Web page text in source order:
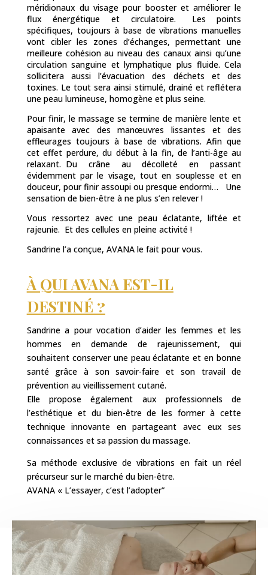
méridionaux du visage pour booster et améliorer le
flux énergétique et circulatoire. Les points
spécifiques, toujours à base de vibrations manuelles
vont cibler les zones d’échanges, permettant une
meilleure cohésion au niveau des canaux ainsi qu’une
circulation sanguine et lymphatique plus fluide. Cela
sollicitera aussi l’évacuation des déchets et des
toxines. Le tout sera ainsi stimulé, drainé et reflétera
une peau lumineuse, homogène et plus seine.
Pour finir, le massage se termine de manière lente et
apaisante avec des manœuvres lissantes et des
effleurages toujours à base de vibrations. Afin que
cet effet perdure, du début à la fin, de l’anti-âge au
relaxant. Du crâne au décolleté en passant
évidemment par le visage, tout en souplesse et en
douceur, pour finir assoupi ou presque endormi… Une
sensation de bien-être à ne plus s’en relever !
Vous ressortez avec une peau éclatante, liftée et
rajeunie. Et des cellules en pleine activité !
Sandrine l’a conçue, AVANA le fait pour vous.
À QUI AVANA EST-IL
DESTINÉ ?
Sandrine a pour vocation d’aider les femmes et les
hommes en demande de rajeunissement, qui
souhaitent conserver une peau éclatante et en bonne
santé grâce à son savoir-faire et son travail de
prévention au vieillissement cutané.
Elle propose également aux professionnels de
l’esthétique et du bien-être de les former à cette
technique innovante en partageant avec eux ses
connaissances et sa passion du massage.
Sa méthode exclusive de vibrations en fait un réel
précurseur sur le marché du bien-être.
AVANA « L’essayer, c’est l’adopter”